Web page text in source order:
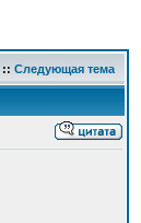
:: Следующая тема